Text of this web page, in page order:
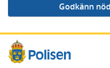
Gå direkt till innehåll